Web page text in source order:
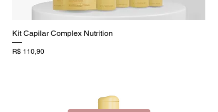
Kit Capilar Complex Nutrition
Preço
R$ 110,90